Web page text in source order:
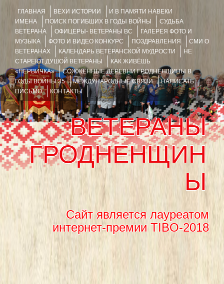
ГЛАВНАЯ ВЕХИ ИСТОРИИ
И В ПАМЯТИ НАВЕКИ
ИМЕНА
ПОИСК ПОГИБШИХ В ГОДЫ ВОЙНЫ
СУДЬБА
ВЕТЕРАНА
ОФИЦЕРЫ- ВЕТЕРАНЫ ВС
ГАЛЕРЕЯ ФОТО И
МУЗЫКА
ФОТО И ВИДЕО КОНКУРС ПОЗДРАВЛЕНИЯ
СМИ О
ВЕТЕРАНАХ
КАЛЕНДАРЬ ВЕТЕРАНСКОЙ МУДРОСТИ
НЕ
СТАРЕЮТ ДУШОЙ ВЕТЕРАНЫ
КАК ЖИВЁШЬ
«ПЕРВИЧКА»
СОЖЖЁННЫЕ ДЕРЕВНИ ГРОДНЕНЩИНЫ В
ГОДЫ ВОЙНЫ 35
МЕЖДУНАРОДНЫЕ СВЯЗИ
НАПИСАТЬ
ПИСЬМО
КОНТАКТЫ
ВЕТЕРАНЫ
ГРОДНЕНЩИН
Ы
Сайт является лауреатом
интернет-премии TIBO-2018